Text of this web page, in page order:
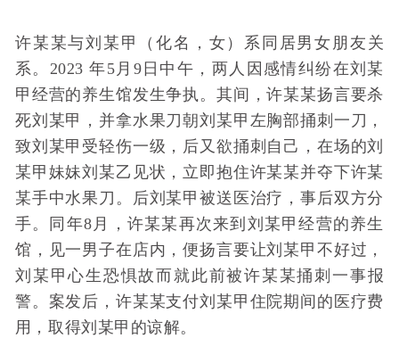
许某某与刘某甲（化名，女）系同居男女朋友关
系。2023 年5月9日中午，两人因感情纠纷在刘某
甲经营的养生馆发生争执。其间，许某某扬言要杀
死刘某甲，并拿水果刀朝刘某甲左胸部捅刺一刀，
致刘某甲受轻伤一级，后又欲捅刺自己，在场的刘
某甲妹妹刘某乙见状，立即抱住许某某并夺下许某
某手中水果刀。后刘某甲被送医治疗，事后双方分
手。同年8月，许某某再次来到刘某甲经营的养生
馆，见一男子在店内，便扬言要让刘某甲不好过，
刘某甲心生恐惧故而就此前被许某某捅刺一事报
警。案发后，许某某支付刘某甲住院期间的医疗费
用，取得刘某甲的谅解。